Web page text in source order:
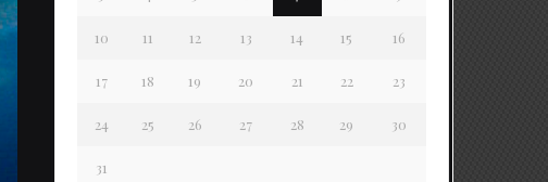
10 11 12 13 14 15 16
17 18 19 20 21 22 23
24 25 26 27 28 29 30
31